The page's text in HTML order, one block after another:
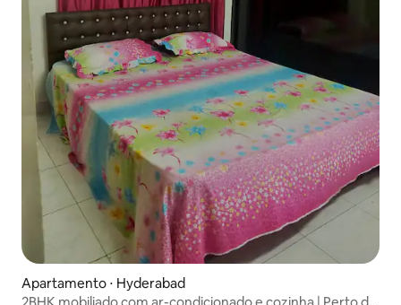
Apartamento ⋅ Hyderabad